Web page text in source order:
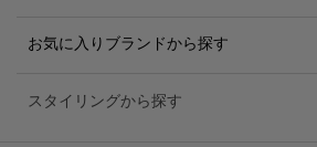
お気に入りブランドから探す
スタイリングから探す